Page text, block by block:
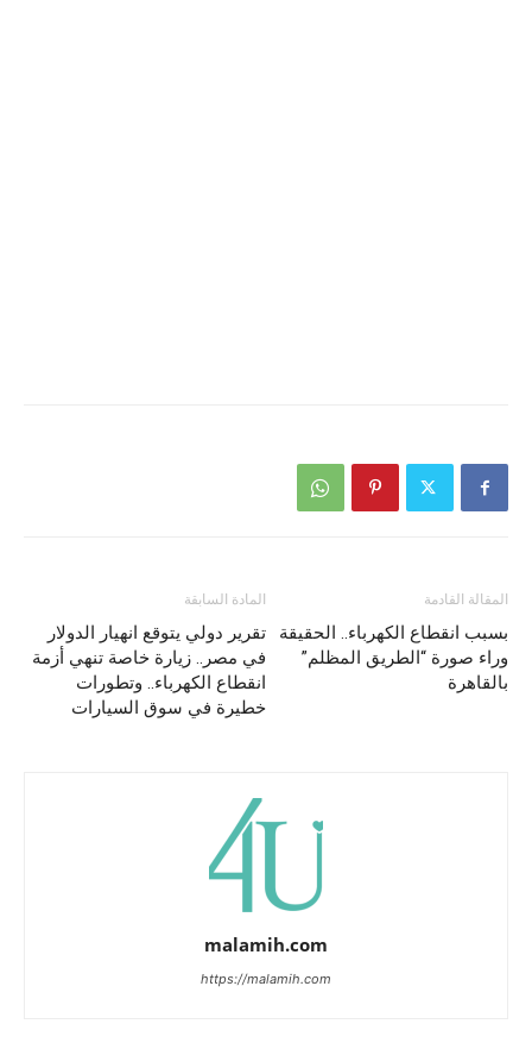
المادة السابقة
تقرير دولي يتوقع انهيار الدولار
في مصر.. زيارة خاصة تنهي أزمة
انقطاع الكهرباء.. وتطورات
خطيرة في سوق السيارات
المقالة القادمة
بسبب انقطاع الكهرباء.. الحقيقة
وراء صورة “الطريق المظلم”
بالقاهرة
malamih.com
https://malamih.com